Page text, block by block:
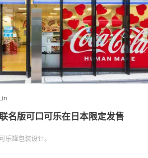
名版可口可乐在日本限定发售
乐罐包装设计。